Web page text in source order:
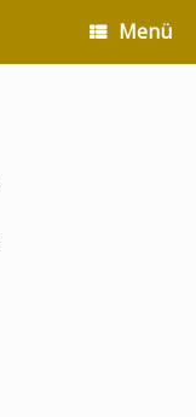
Menü